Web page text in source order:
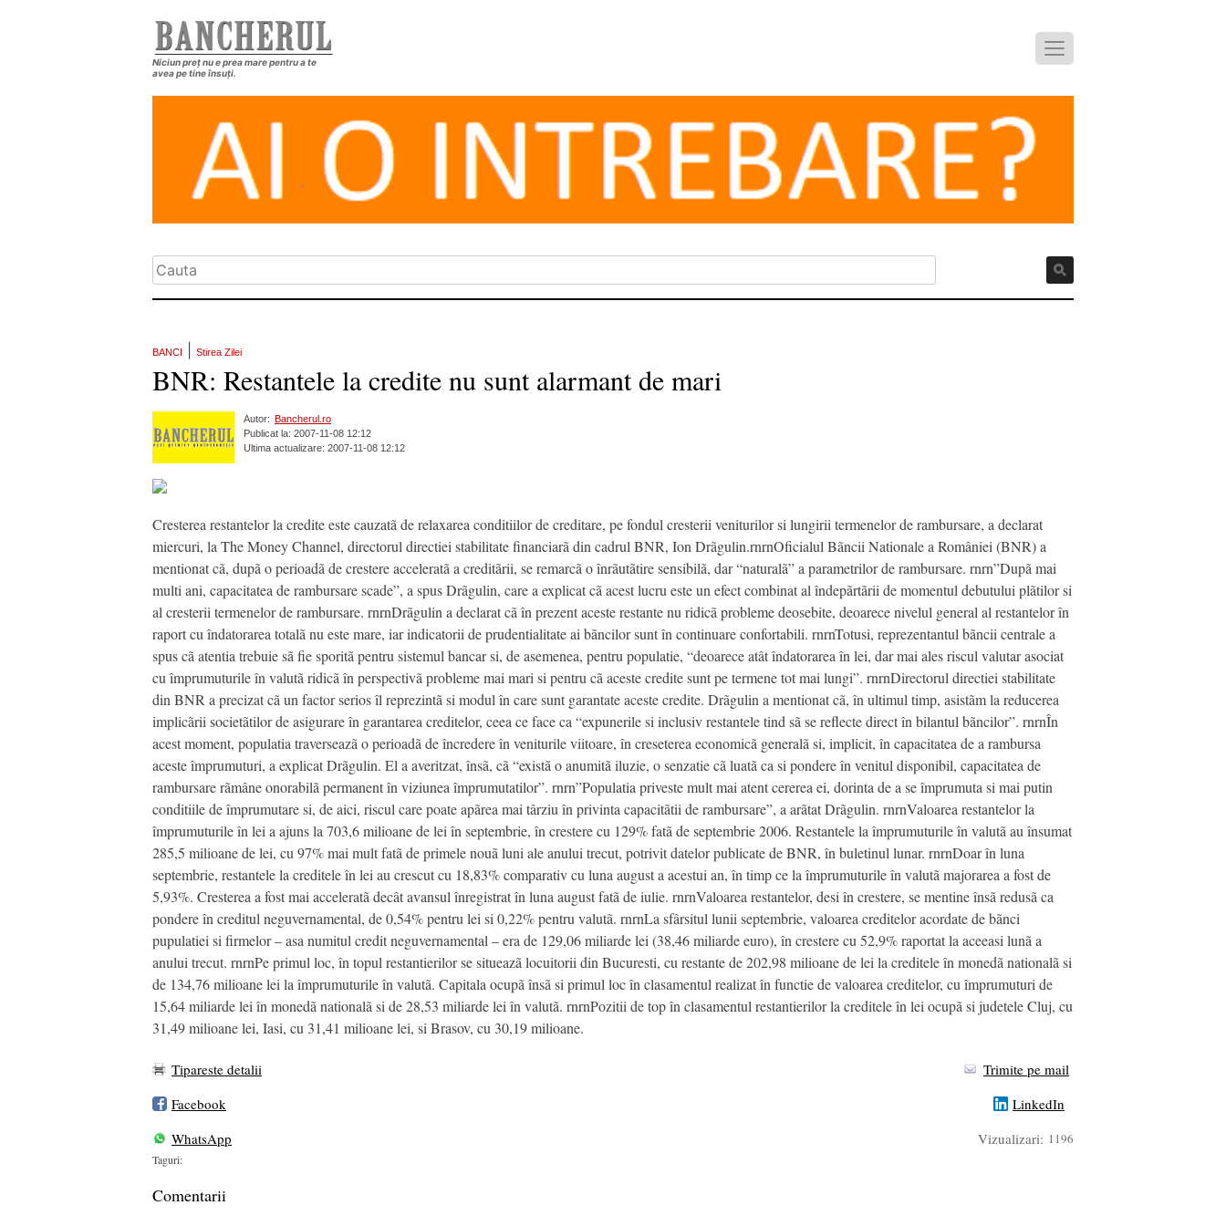
Niciun preț nu e prea mare pentru a te
avea pe tine însuți.
BANCI Stirea Zilei
BNR: Restantele la credite nu sunt alarmant de mari
Autor:
Bancherul.ro
Publicat la: 2007-11-08 12:12
Ultima actualizare: 2007-11-08 12:12
Cresterea restantelor la credite este cauzatã de relaxarea conditiilor de creditare, pe fondul cresterii veniturilor si lungirii termenelor de rambursare, a declarat
miercuri, la The Money Channel, directorul directiei stabilitate financiarã din cadrul BNR, Ion Drãgulin.rnrnOficialul Bãncii Nationale a României (BNR) a
mentionat cã, dupã o perioadã de crestere acceleratã a creditãrii, se remarcã o înrãutãtire sensibilã, dar “naturalã” a parametrilor de rambursare. rnrn”Dupã mai
multi ani, capacitatea de rambursare scade”, a spus Drãgulin, care a explicat cã acest lucru este un efect combinat al îndepãrtãrii de momentul debutului plãtilor si
al cresterii termenelor de rambursare. rnrnDrãgulin a declarat cã în prezent aceste restante nu ridicã probleme deosebite, deoarece nivelul general al restantelor în
raport cu îndatorarea totalã nu este mare, iar indicatorii de prudentialitate ai bãncilor sunt în continuare confortabili. rnrnTotusi, reprezentantul bãncii centrale a
spus cã atentia trebuie sã fie sporitã pentru sistemul bancar si, de asemenea, pentru populatie, “deoarece atât îndatorarea în lei, dar mai ales riscul valutar asociat
cu împrumuturile în valutã ridicã în perspectivã probleme mai mari si pentru cã aceste credite sunt pe termene tot mai lungi”. rnrnDirectorul directiei stabilitate
din BNR a precizat cã un factor serios îl reprezintã si modul în care sunt garantate aceste credite. Drãgulin a mentionat cã, în ultimul timp, asistãm la reducerea
implicãrii societãtilor de asigurare în garantarea creditelor, ceea ce face ca “expunerile si inclusiv restantele tind sã se reflecte direct în bilantul bãncilor”. rnrnÎn
acest moment, populatia traverseazã o perioadã de încredere în veniturile viitoare, în creseterea economicã generalã si, implicit, în capacitatea de a rambursa
aceste împrumuturi, a explicat Drãgulin. El a averitzat, însã, cã “existã o anumitã iluzie, o senzatie cã luatã ca si pondere în venitul disponibil, capacitatea de
rambursare rãmâne onorabilã permanent în viziunea împrumutatilor”. rnrn”Populatia priveste mult mai atent cererea ei, dorinta de a se împrumuta si mai putin
conditiile de împrumutare si, de aici, riscul care poate apãrea mai târziu în privinta capacitãtii de rambursare”, a arãtat Drãgulin. rnrnValoarea restantelor la
împrumuturile în lei a ajuns la 703,6 milioane de lei în septembrie, în crestere cu 129% fatã de septembrie 2006. Restantele la împrumuturile în valutã au însumat
285,5 milioane de lei, cu 97% mai mult fatã de primele nouã luni ale anului trecut, potrivit datelor publicate de BNR, în buletinul lunar. rnrnDoar în luna
septembrie, restantele la creditele în lei au crescut cu 18,83% comparativ cu luna august a acestui an, în timp ce la împrumuturile în valutã majorarea a fost de
5,93%. Cresterea a fost mai acceleratã decât avansul înregistrat în luna august fatã de iulie. rnrnValoarea restantelor, desi în crestere, se mentine însã redusã ca
pondere în creditul neguvernamental, de 0,54% pentru lei si 0,22% pentru valutã. rnrnLa sfârsitul lunii septembrie, valoarea creditelor acordate de bãnci
pupulatiei si firmelor – asa numitul credit neguvernamental – era de 129,06 miliarde lei (38,46 miliarde euro), în crestere cu 52,9% raportat la aceeasi lunã a
anului trecut. rnrnPe primul loc, în topul restantierilor se situeazã locuitorii din Bucuresti, cu restante de 202,98 milioane de lei la creditele în monedã nationalã si
de 134,76 milioane lei la împrumuturile în valutã. Capitala ocupã însã si primul loc în clasamentul realizat în functie de valoarea creditelor, cu împrumuturi de
15,64 miliarde lei în monedã nationalã si de 28,53 miliarde lei în valutã. rnrnPozitii de top în clasamentul restantierilor la creditele în lei ocupã si judetele Cluj, cu
31,49 milioane lei, Iasi, cu 31,41 milioane lei, si Brasov, cu 30,19 milioane.
Tipareste detalii
Trimite pe mail
Facebook
LinkedIn
WhatsApp
Vizualizari: 1196
Taguri:
Comentarii